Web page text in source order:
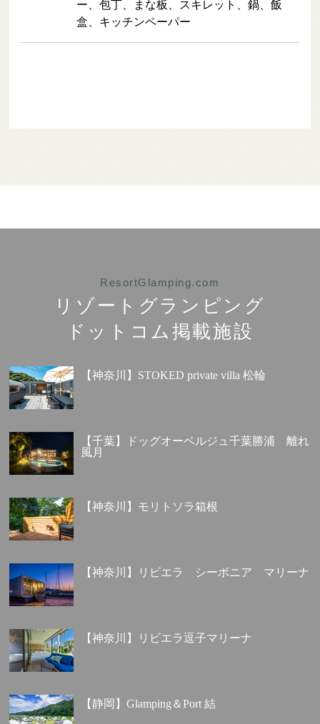
ー、包丁、まな板、スキレット、鍋、飯
盒、キッチンペーパー
ResortGlamping.com
リゾートグランピング
ドットコム掲載施設
【神奈川】STOKED private villa 松輪
【千葉】ドッグオーベルジュ千葉勝浦 離れ
風月
【神奈川】モリトソラ箱根
【神奈川】リビエラ シーボニア マリーナ
【神奈川】リビエラ逗子マリーナ
【静岡】Glamping＆Port 結